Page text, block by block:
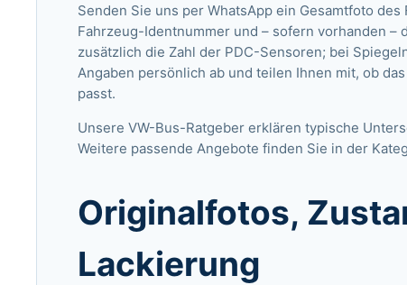
Senden Sie uns per WhatsApp ein Gesamtfoto
Fahrzeug-Identnummer und – sofern vorhanden –
zusätzlich die Zahl der PDC-Sensoren; bei
Angaben persönlich ab und teilen Ihnen mit, ob
passt.
Unsere VW-Bus-Ratgeber erklären typische
Weitere passende Angebote finden Sie in der
Originalfotos,
Lackierung